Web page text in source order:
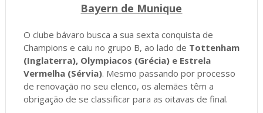
Bayern de Munique
O clube bávaro busca a sua sexta conquista de
Champions e caiu no grupo B, ao lado de Tottenham
(Inglaterra), Olympiacos (Grécia) e Estrela
Vermelha (Sérvia). Mesmo passando por processo
de renovação no seu elenco, os alemães têm a
obrigação de se classificar para as oitavas de final.